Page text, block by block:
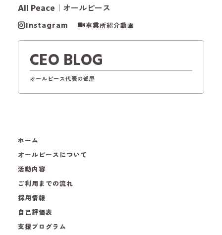
All Peace ｜オールピース
Instagram 事業所紹介動画
CEO BLOG
オールピース代表の部屋
ホーム
オールピースについて
活動内容
ご利用までの流れ
採用情報
自己評価表
支援プログラム